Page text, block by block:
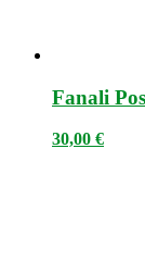
Fanali
30,00 €